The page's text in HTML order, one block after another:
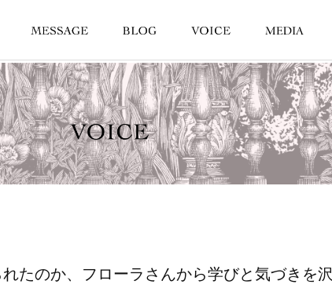
たのか、フローラさんから学びと気づきを沢